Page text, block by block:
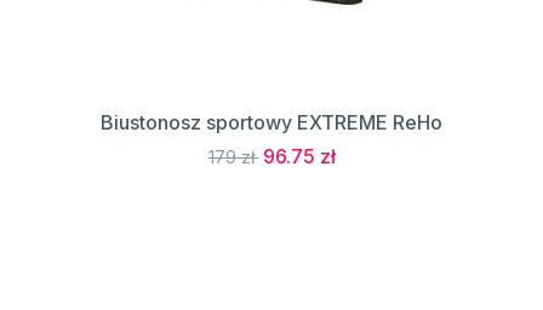
Biustonosz sportowy EXTREME ReHo
179 zł 96.75 zł